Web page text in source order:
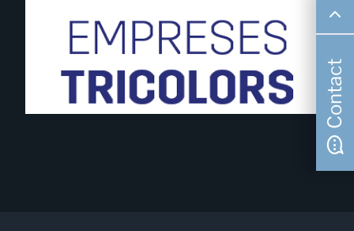
Contact